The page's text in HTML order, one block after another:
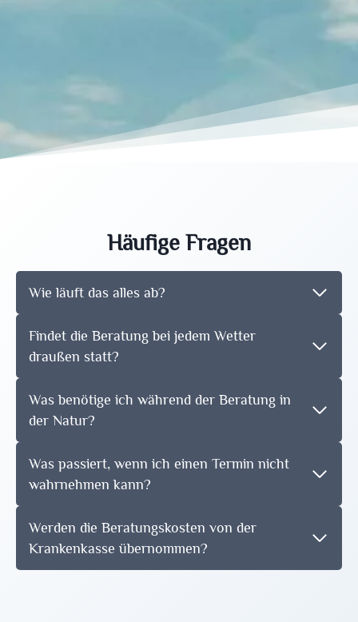
Häufige Fragen
Wie läuft das alles ab?
Findet die Beratung bei jedem Wetter
draußen statt?
Was benötige ich während der Beratung in
der Natur?
Was passiert, wenn ich einen Termin nicht
wahrnehmen kann?
Werden die Beratungskosten von der
Krankenkasse übernommen?